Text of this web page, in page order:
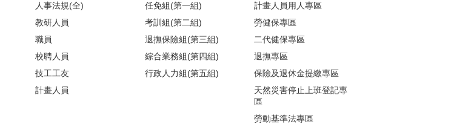
人事法規(全)
教研人員
職員
校聘人員
技工工友
計畫人員
任免組(第一組)
考訓組(第二組)
退撫保險組(第三組)
綜合業務組(第四組)
行政人力組(第五組)
計畫人員用人專區
勞健保專區
二代健保專區
退撫專區
保險及退休金提繳專區
天然災害停止上班登記專
區
勞動基準法專區